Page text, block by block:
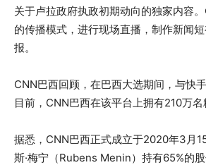
关于卢拉政府执政初期动向的独家内容
的传播模式，进行现场直播，制作新闻
报。
CNN巴西回顾，在巴西大选期间，与快手
目前，CNN巴西在该平台上拥有210万名
据悉，CNN巴西正式成立于2020年3月
斯·梅宁（Rubens Menin）持有65%的